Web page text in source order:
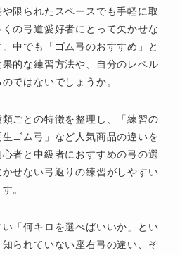
限られたスペースでも手軽に取
の弓道愛好者にとって欠かせな
中でも「ゴム弓のおすすめ」と
的な練習方法や、自分のレベル
ではないでしょうか。
ごとの特徴を整理し、「練習の
ゴム弓」など人気商品の違いを
者と中級者におすすめの弓の選
せない弓返りの練習がしやすい
。
「何キロを選べばいいか」とい
られていない座右弓の違い、そ